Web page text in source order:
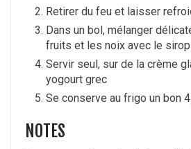
Retirer du feu et laisser
Dans un bol, mélanger
fruits et les noix avec le
Servir seul, sur de la crème
yogourt grec
Se conserve au frigo un bon
NOTES